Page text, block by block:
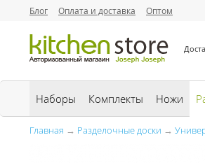
Блог Оплата и доставка Оптом
Наборы Комплекты Ножи
Главная → Разделочные доски →